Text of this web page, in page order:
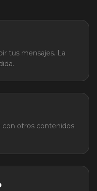
tus mensajes. La
otros contenidos